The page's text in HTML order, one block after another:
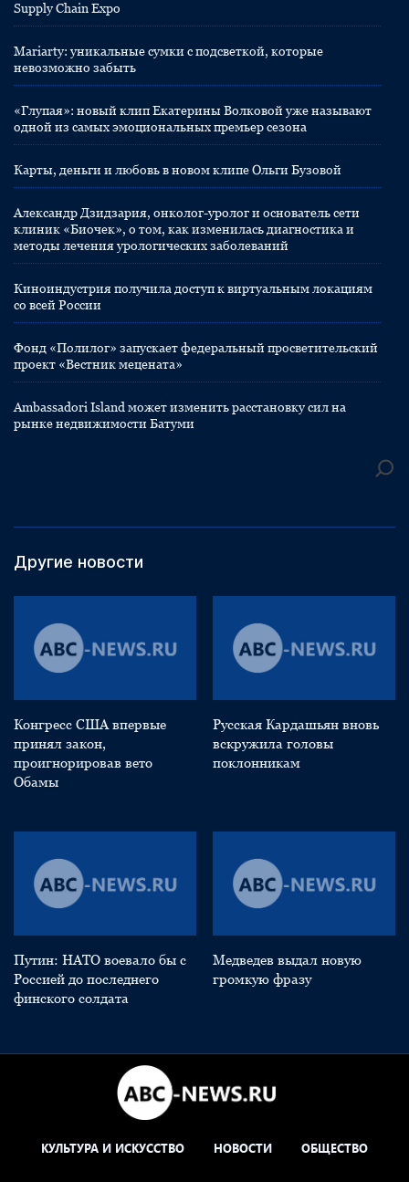
Supply Chain Expo
Mariarty: уникальные сумки с подсветкой, которые
невозможно забыть
«Глупая»: новый клип Екатерины Волковой уже называют
одной из самых эмоциональных премьер сезона
Карты, деньги и любовь в новом клипе Ольги Бузовой
Александр Дзидзария, онколог-уролог и основатель сети
клиник «Биочек», о том, как изменилась диагностика и
методы лечения урологических заболеваний
Киноиндустрия получила доступ к виртуальным локациям
со всей России
Фонд «Полилог» запускает федеральный просветительский
проект «Вестник мецената»
Ambassadori Island может изменить расстановку сил на
рынке недвижимости Батуми
Другие новости
Конгресс США впервые
принял закон,
проигнорировав вето
Обамы
Русская Кардашьян вновь
вскружила головы
поклонникам
Путин: НАТО воевало бы с
Россией до последнего
финского солдата
Медведев выдал новую
громкую фразу
КУЛЬТУРА И ИСКУССТВО НОВОСТИ ОБЩЕСТВО